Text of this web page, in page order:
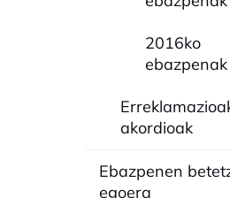
2016ko
ebazpenak
akordioak
Ebazpenen
egoera